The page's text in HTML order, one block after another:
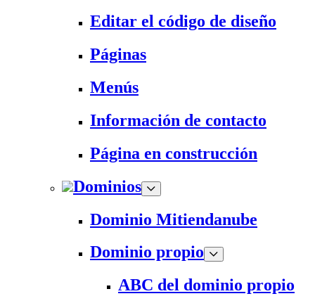
Editar el código de diseño
Páginas
Menús
Información de contacto
Página en construcción
Dominios
Dominio Mitiendanube
Dominio propio
ABC del dominio propio